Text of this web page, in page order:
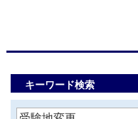
キーワード検索